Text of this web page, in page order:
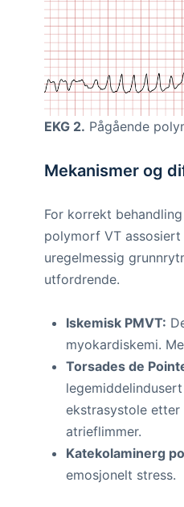
EKG 2. Pågående
Mekanismer og
For korrekt
polymorf VT assosiert
uregelmessig
utfordrende.
Iskemisk PMVT:
myokardiskemi.
Torsades de
ekstrasystole etter
atrieflimmer.
Katekolaminerg
emosjonelt stress.